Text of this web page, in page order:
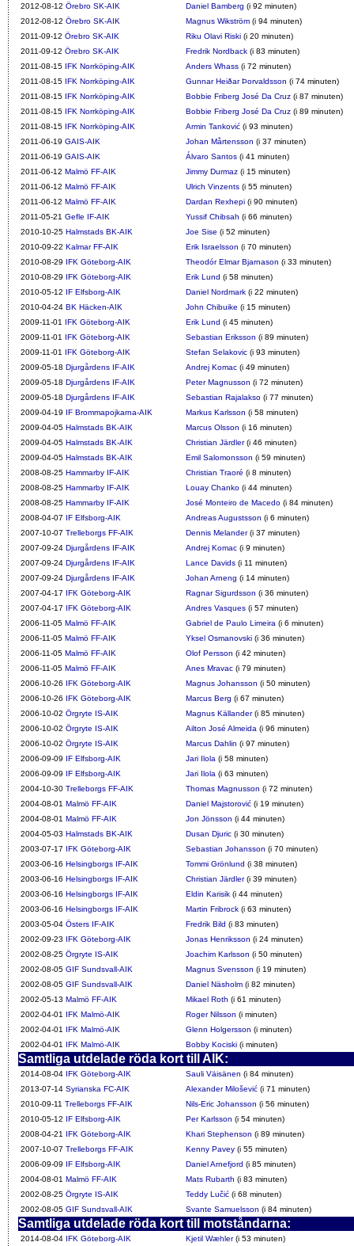
2012-08-12 Örebro SK-AIK Daniel Bamberg (i 92 minuten)
2012-08-12 Örebro SK-AIK Magnus Wikström (i 94 minuten)
2011-09-12 Örebro SK-AIK Riku Olavi Riski (i 20 minuten)
2011-09-12 Örebro SK-AIK Fredrik Nordback (i 83 minuten)
2011-08-15 IFK Norrköping-AIK Anders Whass (i 72 minuten)
2011-08-15 IFK Norrköping-AIK Gunnar Heiðar Þorvaldsson (i 74 minuten)
2011-08-15 IFK Norrköping-AIK Bobbie Friberg José Da Cruz (i 87 minuten)
2011-08-15 IFK Norrköping-AIK Bobbie Friberg José Da Cruz (i 89 minuten)
2011-08-15 IFK Norrköping-AIK Armin Tanković (i 93 minuten)
2011-06-19 GAIS-AIK Johan Mårtensson (i 37 minuten)
2011-06-19 GAIS-AIK Álvaro Santos (i 41 minuten)
2011-06-12 Malmö FF-AIK Jimmy Durmaz (i 15 minuten)
2011-06-12 Malmö FF-AIK Ulrich Vinzents (i 55 minuten)
2011-06-12 Malmö FF-AIK Dardan Rexhepi (i 90 minuten)
2011-05-21 Gefle IF-AIK Yussif Chibsah (i 66 minuten)
2010-10-25 Halmstads BK-AIK Joe Sise (i 52 minuten)
2010-09-22 Kalmar FF-AIK Erik Israelsson (i 70 minuten)
2010-08-29 IFK Göteborg-AIK Theodór Elmar Bjarnason (i 33 minuten)
2010-08-29 IFK Göteborg-AIK Erik Lund (i 58 minuten)
2010-05-12 IF Elfsborg-AIK Daniel Nordmark (i 22 minuten)
2010-04-24 BK Häcken-AIK John Chibuike (i 15 minuten)
2009-11-01 IFK Göteborg-AIK Erik Lund (i 45 minuten)
2009-11-01 IFK Göteborg-AIK Sebastian Eriksson (i 89 minuten)
2009-11-01 IFK Göteborg-AIK Stefan Selakovic (i 93 minuten)
2009-05-18 Djurgårdens IF-AIK Andrej Komac (i 49 minuten)
2009-05-18 Djurgårdens IF-AIK Peter Magnusson (i 72 minuten)
2009-05-18 Djurgårdens IF-AIK Sebastian Rajalakso (i 77 minuten)
2009-04-19 IF Brommapojkarna-AIK Markus Karlsson (i 58 minuten)
2009-04-05 Halmstads BK-AIK Marcus Olsson (i 16 minuten)
2009-04-05 Halmstads BK-AIK Christian Järdler(i 46 minuten)
2009-04-05 Halmstads BK-AIK Emil Salomonsson (i 59 minuten)
2008-08-25 Hammarby IF-AIK Christian Traoré (i 8 minuten)
2008-08-25 Hammarby IF-AIK Louay Chanko (i 44 minuten)
2008-08-25 Hammarby IF-AIK José Monteiro de Macedo (i 84 minuten)
2008-04-07 IF Elfsborg-AIK Andreas Augustsson (i 6 minuten)
2007-10-07 Trelleborgs FF-AIK Dennis Melander(i 37 minuten)
2007-09-24 Djurgårdens IF-AIK Andrej Komac (i 9 minuten)
2007-09-24 Djurgårdens IF-AIK Lance Davids (i 11 minuten)
2007-09-24 Djurgårdens IF-AIK Johan Arneng (i 14 minuten)
2007-04-17 IFK Göteborg-AIK Ragnar Sigurdsson (i 36 minuten)
2007-04-17 IFK Göteborg-AIK Andres Vasques (i 57 minuten)
2006-11-05 Malmö FF-AIK Gabriel de Paulo Limeira (i 6 minuten)
2006-11-05 Malmö FF-AIK Yksel Osmanovski (i 36 minuten)
2006-11-05 Malmö FF-AIK Olof Persson (i 42 minuten)
2006-11-05 Malmö FF-AIK Anes Mravac (i 79 minuten)
2006-10-26 IFK Göteborg-AIK Magnus Johansson (i 50 minuten)
2006-10-26 IFK Göteborg-AIK Marcus Berg (i 67 minuten)
2006-10-02 Örgryte IS-AIK Magnus Källander(i 85 minuten)
2006-10-02 Örgryte IS-AIK Ailton José Almeida (i 96 minuten)
2006-10-02 Örgryte IS-AIK Marcus Dahlin (i 97 minuten)
2006-09-09 IF Elfsborg-AIK Jari Ilola (i 58 minuten)
2006-09-09 IF Elfsborg-AIK Jari Ilola (i 63 minuten)
2004-10-30 Trelleborgs FF-AIK Thomas Magnusson (i 72 minuten)
2004-08-01 Malmö FF-AIK Daniel Majstorović (i 19 minuten)
2004-08-01 Malmö FF-AIK Jon Jönsson (i 44 minuten)
2004-05-03 Halmstads BK-AIK Dusan Djuric (i 30 minuten)
2003-07-17 IFK Göteborg-AIK Sebastian Johansson (i 70 minuten)
2003-06-16 Helsingborgs IF-AIK Tommi Grönlund (i 38 minuten)
2003-06-16 Helsingborgs IF-AIK Christian Järdler(i 39 minuten)
2003-06-16 Helsingborgs IF-AIK Eldin Karisik (i 44 minuten)
2003-06-16 Helsingborgs IF-AIK Martin Fribrock (i 63 minuten)
2003-05-04 Östers IF-AIK Fredrik Bild (i 83 minuten)
2002-09-23 IFK Göteborg-AIK Jonas Henriksson (i 24 minuten)
2002-08-25 Örgryte IS-AIK Joachim Karlsson (i 50 minuten)
2002-08-05 GIF Sundsvall-AIK Magnus Svensson (i 19 minuten)
2002-08-05 GIF Sundsvall-AIK Daniel Näsholm (i 82 minuten)
2002-05-13 Malmö FF-AIK Mikael Roth (i 61 minuten)
2002-04-01 IFK Malmö-AIK Roger Nilsson (i minuten)
2002-04-01 IFK Malmö-AIK Glenn Holgersson (i minuten)
2002-04-01 IFK Malmö-AIK Bobby Kociski (i minuten)
Samtliga utdelade röda kort till AIK:
2014-08-04 IFK Göteborg-AIK Sauli Väisänen (i 84 minuten)
2013-07-14 Syrianska FC-AIK Alexander Milošević (i 71 minuten)
2010-09-11 Trelleborgs FF-AIK Nils-Eric Johansson (i 56 minuten)
2010-05-12 IF Elfsborg-AIK Per Karlsson (i 54 minuten)
2008-04-21 IFK Göteborg-AIK Khari Stephenson (i 89 minuten)
2007-10-07 Trelleborgs FF-AIK Kenny Pavey (i 55 minuten)
2006-09-09 IF Elfsborg-AIK Daniel Arnefjord (i 85 minuten)
2004-08-01 Malmö FF-AIK Mats Rubarth (i 83 minuten)
2002-08-25 Örgryte IS-AIK Teddy Lučić (i 68 minuten)
2002-08-05 GIF Sundsvall-AIK Svante Samuelsson (i 84 minuten)
Samtliga utdelade röda kort till motståndarna:
2014-08-04 IFK Göteborg-AIK Kjetil Wæhler(i 53 minuten)